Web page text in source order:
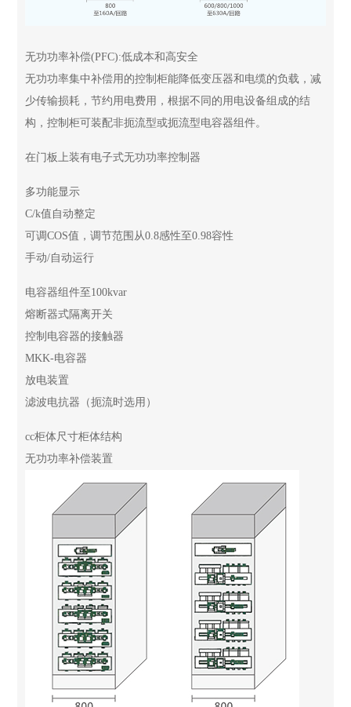
无功功率补偿(PFC):低成本和高安全
无功功率集中补偿用的控制柜能降低变压器和电缆的负载，减
少传输损耗，节约用电费用，根据不同的用电设备组成的结
构，控制柜可装配非扼流型或扼流型电容器组件。
在门板上装有电子式无功功率控制器
多功能显示
C/k值自动整定
可调COS值，调节范围从0.8感性至0.98容性
手动/自动运行
电容器组件至100kvar
熔断器式隔离开关
控制电容器的接触器
MKK-电容器
放电装置
滤波电抗器（扼流时选用）
cc柜体尺寸柜体结构
无功功率补偿装置